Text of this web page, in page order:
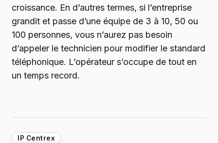
croissance. En d’autres termes, si l’entreprise
grandit et passe d’une équipe de 3 à 10, 50 ou
100 personnes, vous n’aurez pas besoin
d’appeler le technicien pour modifier le standard
téléphonique. L’opérateur s’occupe de tout en
un temps record.
IP Centrex